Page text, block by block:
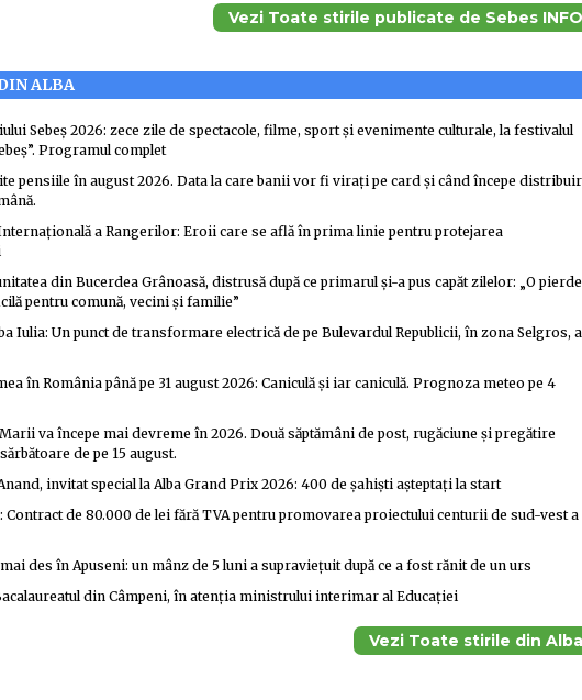
Vezi Toate stirile publicate de Sebes INFO
ALBA
Sebeș 2026: zece zile de spectacole, filme, sport și evenimente culturale, la festivalul
Programul complet
pensiile în august 2026. Data la care banii vor fi virați pe card și când începe
a Rangerilor: Eroii care se află în prima linie pentru protejarea
din Bucerdea Grânoasă, distrusă după ce primarul și-a pus capăt zilelor: „O
pentru comună, vecini și familie”
Iulia: Un punct de transformare electrică de pe Bulevardul Republicii, în zona Selgros, a
în România până pe 31 august 2026: Caniculă și iar caniculă. Prognoza meteo pe 4
va începe mai devreme în 2026. Două săptămâni de post, rugăciune și pregătire
de pe 15 august.
invitat special la Alba Grand Prix 2026: 400 de șahiști așteptați la start
Contract de 80.000 de lei fără TVA pentru promovarea proiectului centurii de sud-vest a
des în Apuseni: un mânz de 5 luni a supraviețuit după ce a fost rănit de un urs
din Câmpeni, în atenția ministrului interimar al Educației
Vezi Toate stirile din Alba